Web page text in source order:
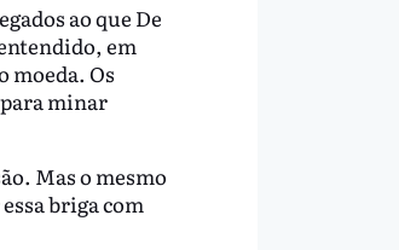
ao que De
em
moeda. Os
minar
Mas o mesmo
briga com